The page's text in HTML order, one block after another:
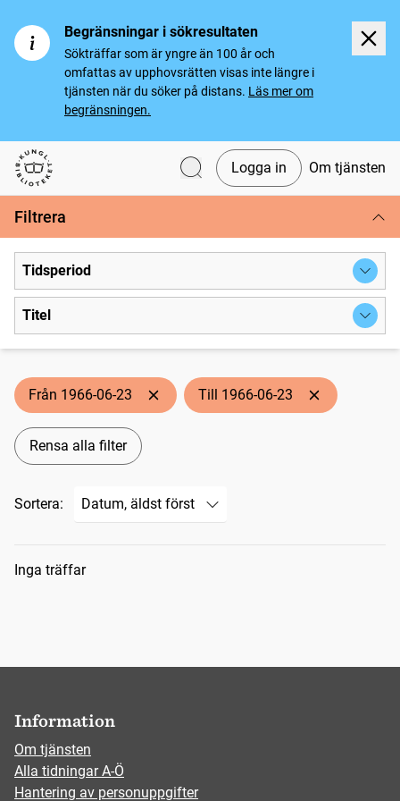
Begränsningar i sökresultaten
Sökträffar som är yngre än 100 år och
omfattas av upphovsrätten visas inte längre i
tjänsten när du söker på distans. Läs mer om
begränsningen.
Svenska tidningar
Logga in Om tjänsten
Filtrera
Tidsperiod
Titel
Från 1966-06-23 Till 1966-06-23
Rensa alla filter
Sortera:
Sökresultat
Inga träffar
Information
Om tjänsten
Alla tidningar A-Ö
Hantering av personuppgifter